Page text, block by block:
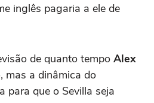
inglês pagaria a ele de
de quanto tempo Alex
mas a dinâmica do
para que o Sevilla seja